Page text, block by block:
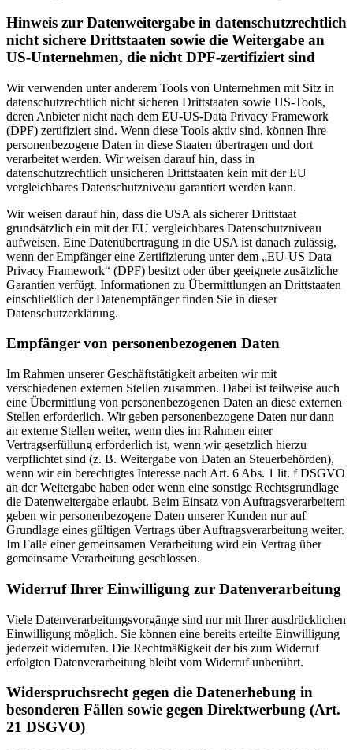
Hinweis zur Datenweitergabe in datenschutzrechtlich
nicht sichere Drittstaaten sowie die Weitergabe an
US-Unternehmen, die nicht DPF-zertifiziert sind
Wir verwenden unter anderem Tools von Unternehmen mit Sitz in
datenschutzrechtlich nicht sicheren Drittstaaten sowie US-Tools,
deren Anbieter nicht nach dem EU-US-Data Privacy Framework
(DPF) zertifiziert sind. Wenn diese Tools aktiv sind, können Ihre
personenbezogene Daten in diese Staaten übertragen und dort
verarbeitet werden. Wir weisen darauf hin, dass in
datenschutzrechtlich unsicheren Drittstaaten kein mit der EU
vergleichbares Datenschutzniveau garantiert werden kann.
Wir weisen darauf hin, dass die USA als sicherer Drittstaat
grundsätzlich ein mit der EU vergleichbares Datenschutzniveau
aufweisen. Eine Datenübertragung in die USA ist danach zulässig,
wenn der Empfänger eine Zertifizierung unter dem „EU-US Data
Privacy Framework“ (DPF) besitzt oder über geeignete zusätzliche
Garantien verfügt. Informationen zu Übermittlungen an Drittstaaten
einschließlich der Datenempfänger finden Sie in dieser
Datenschutzerklärung.
Empfänger von personenbezogenen Daten
Im Rahmen unserer Geschäftstätigkeit arbeiten wir mit
verschiedenen externen Stellen zusammen. Dabei ist teilweise auch
eine Übermittlung von personenbezogenen Daten an diese externen
Stellen erforderlich. Wir geben personenbezogene Daten nur dann
an externe Stellen weiter, wenn dies im Rahmen einer
Vertragserfüllung erforderlich ist, wenn wir gesetzlich hierzu
verpflichtet sind (z. B. Weitergabe von Daten an Steuerbehörden),
wenn wir ein berechtigtes Interesse nach Art. 6 Abs. 1 lit. f DSGVO
an der Weitergabe haben oder wenn eine sonstige Rechtsgrundlage
die Datenweitergabe erlaubt. Beim Einsatz von Auftragsverarbeitern
geben wir personenbezogene Daten unserer Kunden nur auf
Grundlage eines gültigen Vertrags über Auftragsverarbeitung weiter.
Im Falle einer gemeinsamen Verarbeitung wird ein Vertrag über
gemeinsame Verarbeitung geschlossen.
Widerruf Ihrer Einwilligung zur Datenverarbeitung
Viele Datenverarbeitungsvorgänge sind nur mit Ihrer ausdrücklichen
Einwilligung möglich. Sie können eine bereits erteilte Einwilligung
jederzeit widerrufen. Die Rechtmäßigkeit der bis zum Widerruf
erfolgten Datenverarbeitung bleibt vom Widerruf unberührt.
Widerspruchsrecht gegen die Datenerhebung in
besonderen Fällen sowie gegen Direktwerbung (Art.
21 DSGVO)